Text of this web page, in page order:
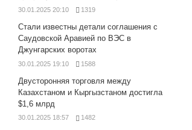
30.01.2025 20:10 1319
Стали известны детали соглашения с
Саудовской Аравией по ВЭС в
Джунгарских воротах
30.01.2025 19:10 1588
Двусторонняя торговля между
Казахстаном и Кыргызстаном достигла
$1,6 млрд
30.01.2025 18:57 1482